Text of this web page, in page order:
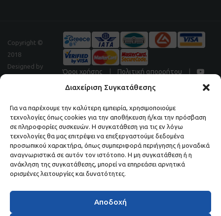
Διαχείριση Συγκατάθεσης
Για να παρέχουμε την καλύτερη εμπειρία, χρησιμοποιούμε
τεχνολογίες όπως cookies για την αποθήκευση ή/και την πρόσβαση
σε πληροφορίες συσκευών. Η συγκατάθεση για τις εν λόγω
τεχνολογίες θα μας επιτρέψει να επεξεργαστούμε δεδομένα
προσωπικού χαρακτήρα, όπως συμπεριφορά περιήγησης ή μοναδικά
αναγνωριστικά σε αυτόν τον ιστότοπο. Η μη συγκατάθεση ή η
ανάκληση της συγκατάθεσης, μπορεί να επηρεάσει αρνητικά
ορισμένες λειτουργίες και δυνατότητες.
Αποδοχή
Copyright ©
2018
Designed by
Όροι χρήσης Πολιτική απορρήτου
Μάθετε πρώτοι τα νέα και τις προσφορές μας.
ΕΓΓΡΑΦΕΙΤΕ ΣΤΟ NEWSLETTER ΜΑΣ.